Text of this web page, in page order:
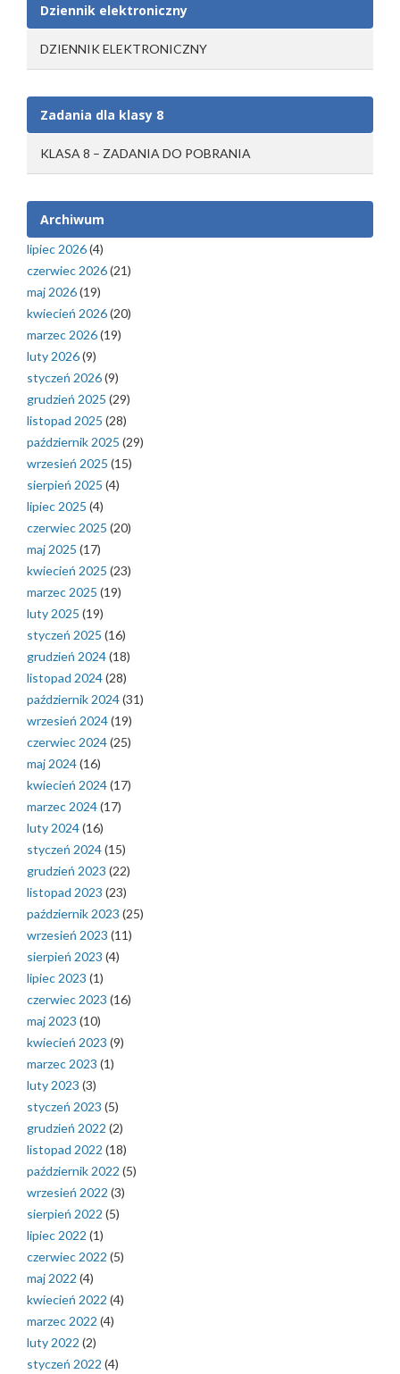
Dziennik elektroniczny
DZIENNIK ELEKTRONICZNY
Zadania dla klasy 8
KLASA 8 – ZADANIA DO POBRANIA
Archiwum
lipiec 2026(4)
czerwiec 2026(21)
maj 2026(19)
kwiecień 2026(20)
marzec 2026(19)
luty 2026(9)
styczeń 2026(9)
grudzień 2025 (29)
listopad 2025 (28)
październik 2025 (29)
wrzesień 2025 (15)
sierpień 2025 (4)
lipiec 2025 (4)
czerwiec 2025 (20)
maj 2025 (17)
kwiecień 2025 (23)
marzec 2025 (19)
luty 2025 (19)
styczeń 2025 (16)
grudzień 2024(18)
listopad 2024(28)
październik 2024(31)
wrzesień 2024(19)
czerwiec 2024(25)
maj 2024(16)
kwiecień 2024(17)
marzec 2024(17)
luty 2024(16)
styczeń 2024(15)
grudzień 2023 (22)
listopad 2023 (23)
październik 2023 (25)
wrzesień 2023 (11)
sierpień 2023 (4)
lipiec 2023 (1)
czerwiec 2023 (16)
maj 2023 (10)
kwiecień 2023 (9)
marzec 2023 (1)
luty 2023 (3)
styczeń 2023 (5)
grudzień 2022 (2)
listopad 2022 (18)
październik 2022 (5)
wrzesień 2022 (3)
sierpień 2022 (5)
lipiec 2022 (1)
czerwiec 2022 (5)
maj 2022 (4)
kwiecień 2022 (4)
marzec 2022 (4)
luty 2022 (2)
styczeń 2022 (4)